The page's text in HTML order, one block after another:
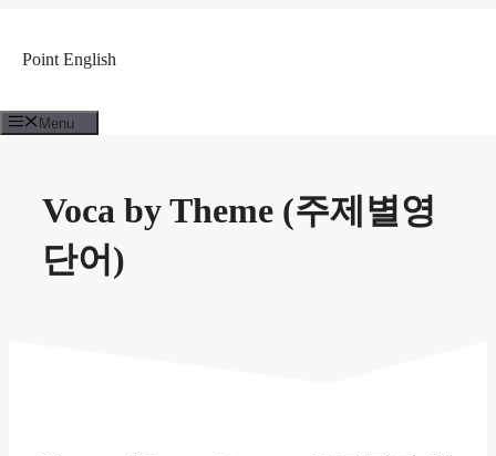
건
너
Point English
Menu
Voca by Theme (주제별영
단어)